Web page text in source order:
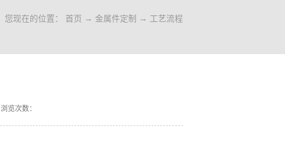
您现在的位置： 首页 → 金属件定制 → 工艺流程
浏览次数：